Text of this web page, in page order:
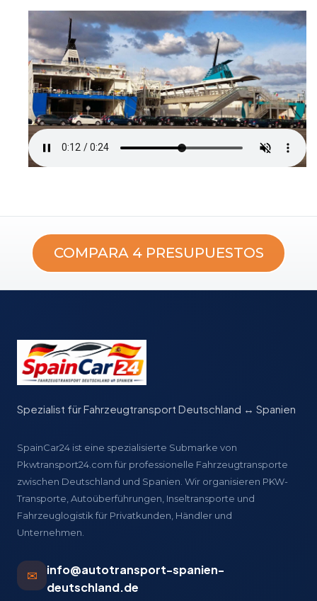
COMPARA 4 PRESUPUESTOS
Spezialist für Fahrzeugtransport Deutschland ↔ Spanien
SpainCar24 ist eine spezialisierte Submarke von
Pkwtransport24.com für professionelle Fahrzeugtransporte
zwischen Deutschland und Spanien. Wir organisieren PKW-
Transporte, Autoüberführungen, Inseltransporte und
Fahrzeuglogistik für Privatkunden, Händler und
Unternehmen.
✉
info@autotransport-spanien-
deutschland.de